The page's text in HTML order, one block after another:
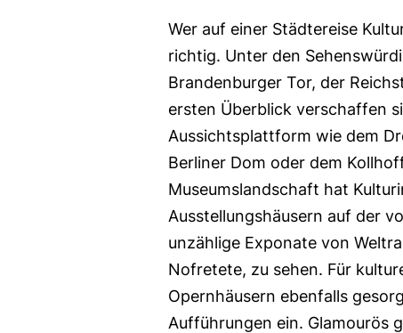
Wer auf einer Städtereise
richtig. Unter den
Brandenburger Tor, der
ersten Überblick verschaffen
Aussichtsplattform wie dem
Berliner Dom oder dem
Museumslandschaft hat
Ausstellungshäusern auf der
unzählige Exponate von
Nofretete, zu sehen. Für
Opernhäusern ebenfalls
Aufführungen ein. Glamourös